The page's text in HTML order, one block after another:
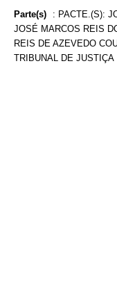
Parte(s) : PACTE.(S):
JOSÉ MARCOS REIS
REIS DE AZEVEDO
TRIBUNAL DE JUSTIÇA